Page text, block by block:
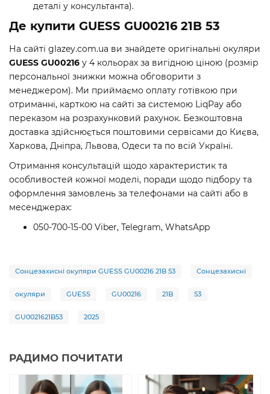
деталі у консультанта).
Де купити GUESS GU00216 21B 53
На сайті glazey.com.ua ви знайдете оригінальні окуляри
GUESS GU00216 у 4 кольорах за вигідною ціною (розмір
персональної знижки можна обговорити з
менеджером). Ми приймаємо оплату готівкою при
отриманні, карткою на сайті за системою LiqPay або
переказом на розрахунковий рахунок. Безкоштовна
доставка здійснюється поштовими сервісами до Києва,
Харкова, Дніпра, Львова, Одеси та по всій Україні.
Отримання консультацій щодо характеристик та
особливостей кожної моделі, поради щодо підбору та
оформлення замовлень за телефонами на сайті або в
месенджерах:
050-700-15-00 Viber, Telegram, WhatsApp
Сонцезахисні окуляри GUESS GU00216 21B 53 Сонцезахисні
окуляри GUESS GU00216 21B 53
GU0021621B53 2025
РАДИМО ПОЧИТАТИ